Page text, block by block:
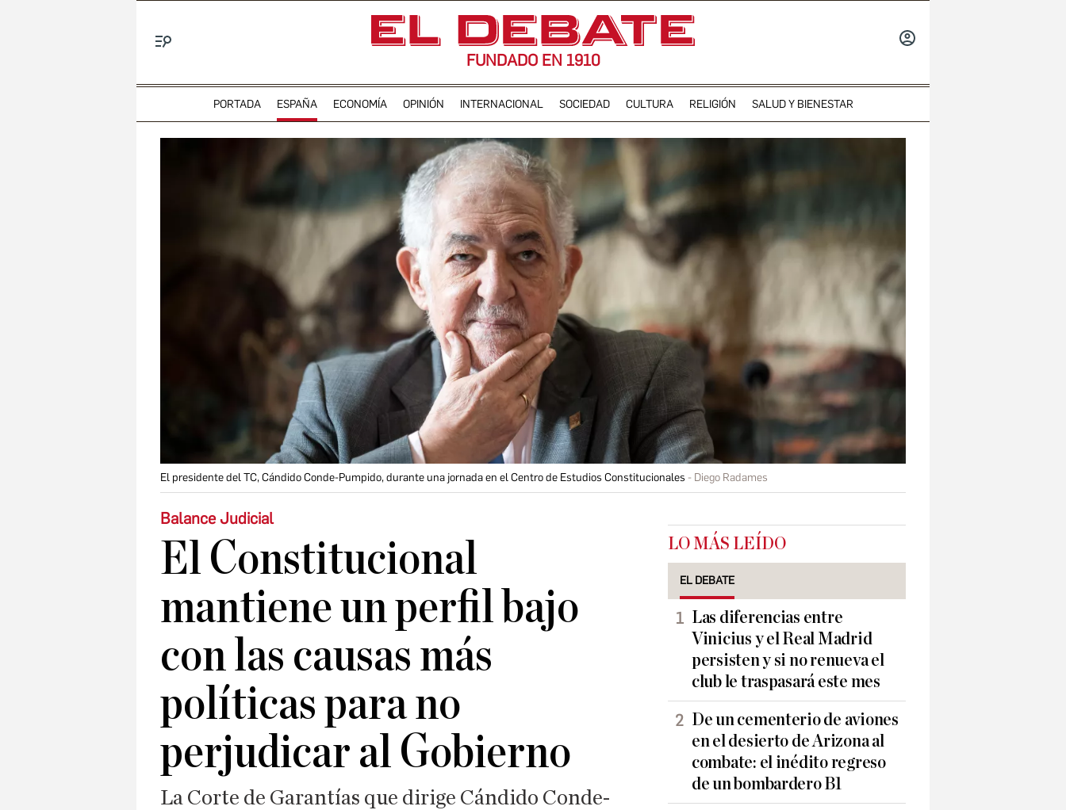
FUNDADO EN 1910
PORTADA ESPAÑA ECONOMÍA OPINIÓN INTERNACIONAL SOCIEDAD CULTURA RELIGIÓN SALUD Y BIENESTAR
El presidente del TC, Cándido Conde-Pumpido, durante una jornada en el Centro de Estudios Constitucionales Diego Radames
Balance Judicial
El Constitucional
mantiene un perfil bajo
con las causas más
políticas para no
perjudicar al Gobierno
La Corte de Garantías que dirige Cándido Conde-
LO MÁS LEÍDO
EL DEBATE
Las diferencias entre
Vinicius y el Real Madrid
persisten y si no renueva el
club le traspasará este mes
De un cementerio de aviones
en el desierto de Arizona al
combate: el inédito regreso
de un bombardero B1